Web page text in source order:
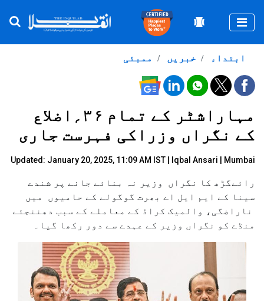
ممبئی خبریں ابتداء
مہاراشٹر کے تمام ۳۶؍اضلاع
کے نگراں وزراکی فہرست جاری
Updated: January 20, 2025, 11:09 AM IST | Iqbal Ansari | Mumbai
رائےگڑھ کا نگراں وزیر نہ بنائے جانے پر شندے
سینا کے ایم ایل اے بھرت گوگولے کے حامیوں میں
ناراضگی، والمیک کراڈ کے معاملے کے سبب دھننجئے
منڈے کو نگراں وزیر کے عہدے سے دور رکھا گیا۔